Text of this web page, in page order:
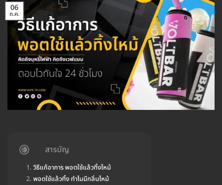
06
ก.ค.
สารบัญ
วิธีแก้อาการ พอตใช้แล้วทิ้งไหม้
พอตใช้แล้วทิ้ง ทำไมมีกลิ่นไหม้